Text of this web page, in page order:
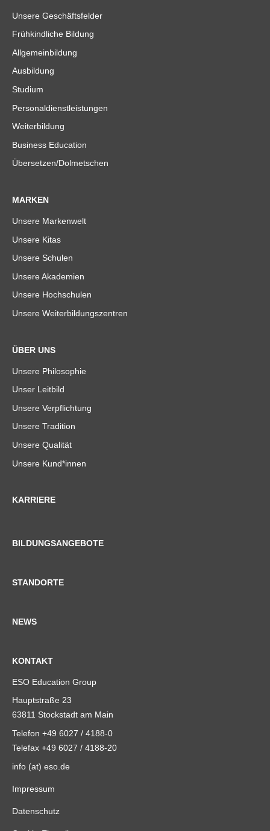
Unsere Geschäftsfelder
Frühkindliche Bildung
Allgemeinbildung
Ausbildung
Studium
Personaldienstleistungen
Weiterbildung
Business Education
Übersetzen/Dolmetschen
MARKEN
Unsere Markenwelt
Unsere Kitas
Unsere Schulen
Unsere Akademien
Unsere Hochschulen
Unsere Weiterbildungszentren
ÜBER UNS
Unsere Philosophie
Unser Leitbild
Unsere Verpflichtung
Unsere Tradition
Unsere Qualität
Unsere Kund*innen
KARRIERE
BILDUNGSANGEBOTE
STANDORTE
NEWS
KONTAKT
ESO Education Group
Hauptstraße 23
63811 Stockstadt am Main
Telefon +49 6027 / 4188-0
Telefax +49 6027 / 4188-20
info (at) eso.de
Impressum
Datenschutz